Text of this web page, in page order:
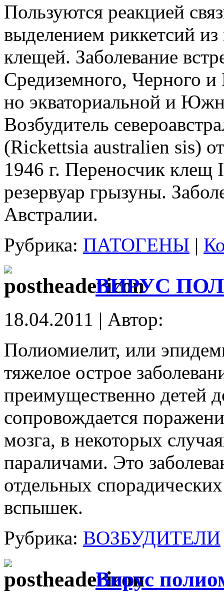
Пользуются реакцией
выделением риккетсий
клещей. Заболевание
Средиземного, Черного
но экваториальной и
Возбудитель
(Rickettsia australien sis)
1946 г. Переносчик клещ
резервуар грызуны.
Австралии.
Рубрика: ПАТОГЕНЫ |
ВИРУС
18.04.2011 | Автор:
Полиомиелит, или
тяжелое острое
преимущественно детей
сопровождается
мозга, в некоторых
параличами. Это
отдельных
вспышек.
Рубрика: ВОЗБУДИТЕЛИ
Вирус